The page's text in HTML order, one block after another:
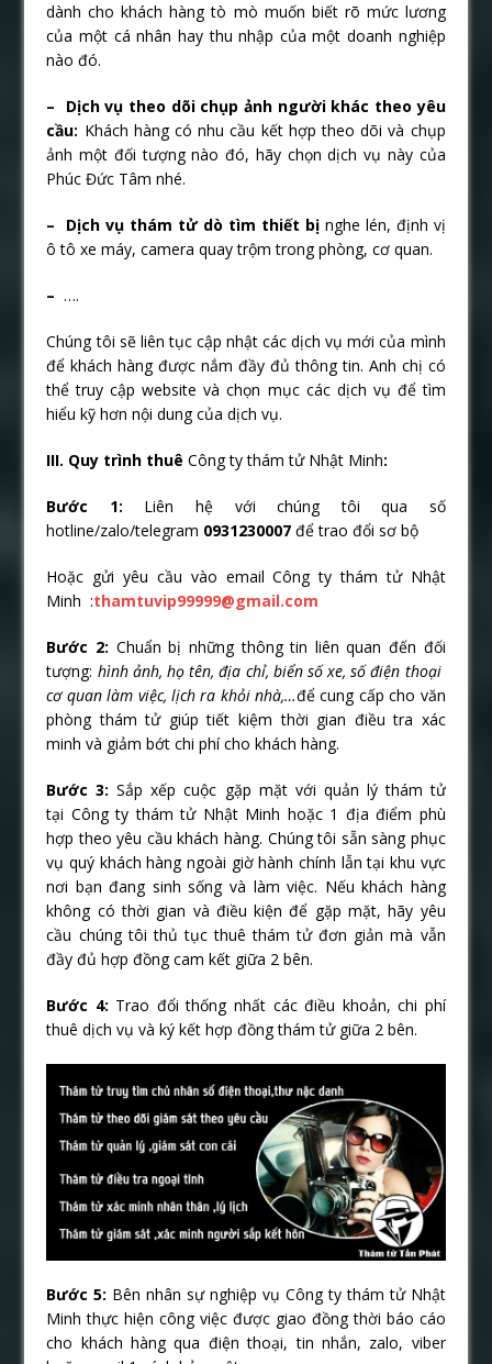
dành cho khách hàng tò mò muốn biết rõ mức lương
của một cá nhân hay thu nhập của một doanh nghiệp
nào đó.
– Dịch vụ theo dõi chụp ảnh người khác theo yêu
cầu: Khách hàng có nhu cầu kết hợp theo dõi và chụp
ảnh một đối tượng nào đó, hãy chọn dịch vụ này của
Phúc Đức Tâm nhé.
– Dịch vụ thám tử dò tìm thiết bị nghe lén, định vị
ô tô xe máy, camera quay trộm trong phòng, cơ quan.
–….
Chúng tôi sẽ liên tục cập nhật các dịch vụ mới của mình
để khách hàng được nắm đầy đủ thông tin. Anh chị có
thể truy cập website và chọn mục các dịch vụ để tìm
hiểu kỹ hơn nội dung của dịch vụ.
III. Quy trình thuêCông ty thám tử Nhật Minh:
Bước 1: Liên hệ với chúng tôi qua số
hotline/zalo/telegram 0931230007 để trao đổi sơ bộ
Hoặc gửi yêu cầu vào email Công ty thám tử Nhật
Minh :thamtuvip99999@gmail.com
Bước 2: Chuẩn bị những thông tin liên quan đến đối
tượng: hình ảnh, họ tên, địa chỉ, biển số xe, số điện thoại
cơ quan làm việc, lịch ra khỏi nhà,…để cung cấp cho văn
phòng thám tử giúp tiết kiệm thời gian điều tra xác
minh và giảm bớt chi phí cho khách hàng.
Bước 3: Sắp xếp cuộc gặp mặt với quản lý thám tử
tại Công ty thám tử Nhật Minh hoặc 1 địa điểm phù
hợp theo yêu cầu khách hàng. Chúng tôi sẵn sàng phục
vụ quý khách hàng ngoài giờ hành chính lẫn tại khu vực
nơi bạn đang sinh sống và làm việc. Nếu khách hàng
không có thời gian và điều kiện để gặp mặt, hãy yêu
cầu chúng tôi thủ tục thuê thám tử đơn giản mà vẫn
đầy đủ hợp đồng cam kết giữa 2 bên.
Bước 4: Trao đổi thống nhất các điều khoản, chi phí
thuê dịch vụ và ký kết hợp đồng thám tử giữa 2 bên.
Bước 5: Bên nhân sự nghiệp vụ Công ty thám tử Nhật
Minh thực hiện công việc được giao đồng thời báo cáo
cho khách hàng qua điện thoại, tin nhắn, zalo, viber